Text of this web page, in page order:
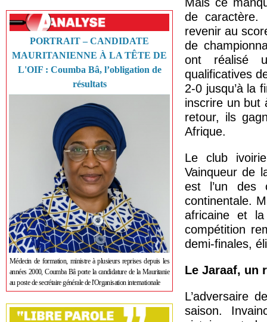
PORTRAIT – CANDIDATE
MAURITANIENNE À LA TÊTE DE
L'OIF : Coumba Bâ, l’obligation de
résultats
Médecin de formation, ministre à plusieurs reprises depuis les
années 2000, Coumba Bâ porte la candidature de la Mauritanie
au poste de secrétaire générale de l'Organisation internationale
de caractère.
revenir au
de
ont réalisé
qualificatives
2-0 jusqu’à la
inscrire un but
retour, ils
Afrique.
Le club
Vainqueur de
est l’un des
continentale.
africaine et
compétition
demi-finales,
Le Jaraaf, un
L’adversaire
saison.